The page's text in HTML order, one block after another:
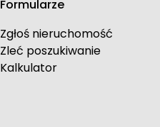
Formularze
Zgłoś nieruchomość
Zleć poszukiwanie
Kalkulator